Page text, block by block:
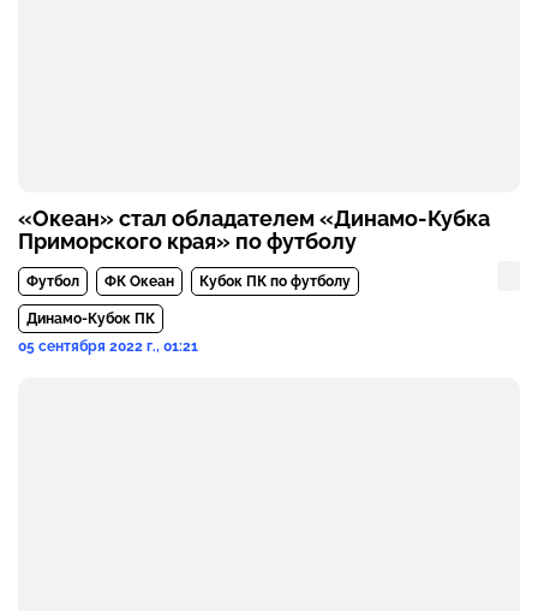
«Океан» стал обладателем «Динамо-Кубка
Приморского края» по футболу
Футбол ФК Океан Кубок ПК по футболу
Динамо-Кубок ПК
05 сентября 2022 г., 01:21